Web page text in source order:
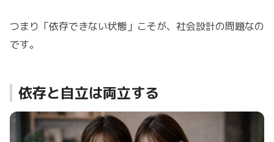
つまり「依存できない状態」こそが、社会設計の問題なの
です。
依存と自立は両立する